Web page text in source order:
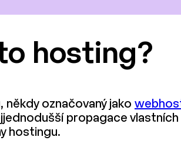
hosting?
někdy označovaný jako
propagace
hostingu.